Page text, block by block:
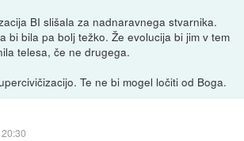
BI slišala za nadnaravnega stvarnika.
bi bila pa bolj težko. Že evolucija bi jim v tem
telesa, če ne drugega.
Te ne bi mogel ločiti od Boga.